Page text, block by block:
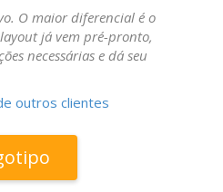
O maior diferencial é o
já vem pré-pronto,
necessárias e dá seu
outros clientes